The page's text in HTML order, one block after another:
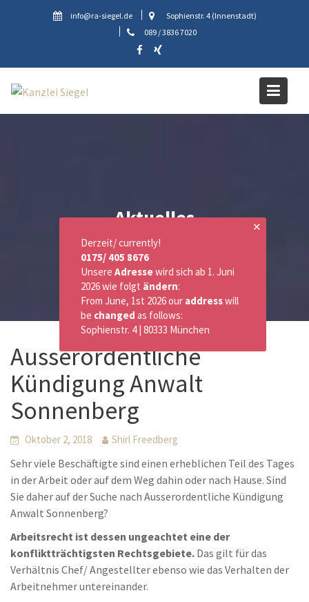
info@ra-siegel.de
Sophienstr. 4 (Innenstadt)
089 / 3836 7020
Aktuelles
Ausserordentliche
Kündigung Anwalt
Sonnenberg
Oktober 2, 2018 Shirl Freedberg
Sehr viele Beschäftigte sind einen erheblichen Teil des Tages
in der Arbeit oder auf dem Weg dahin oder nach Hause. Sind
Sie daher auf der Suche nach Ausserordentliche Kündigung
Anwalt Sonnenberg?
Arbeitsrecht ist dessen ungeachtet eine der
konfliktträchtigsten Rechtsgebiete. Das gilt für das
Verhältnis Chef/ Angestellter ebenso wie das Verhalten der
Arbeitnehmer untereinander.
✕
Derzeit/ currently!
0175/ 405 8676
Unsere Adressewird sich ab 1. Juni
2026 wie folgt ändern:
From June, 1st 2026 our addresswill
be changed as follows:
Sophienstr. 4 | 80333 München